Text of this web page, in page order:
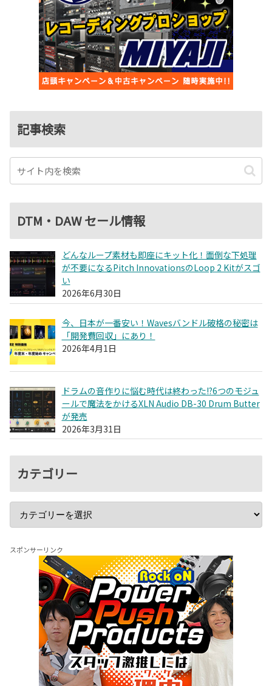
記事検索
DTM・DAW セール情報
どんなループ素材も即座にキット化！面倒な下処理
が不要になるPitch InnovationsのLoop 2 Kitがスゴ
い
2026年6月30日
今、日本が一番安い！Wavesバンドル破格の秘密は
「開発費回収」にあり！
2026年4月1日
ドラムの音作りに悩む時代は終わった!?6つのモジュ
ールで魔法をかけるXLN Audio DB-30 Drum Butter
が発売
2026年3月31日
カテゴリー
スポンサーリンク